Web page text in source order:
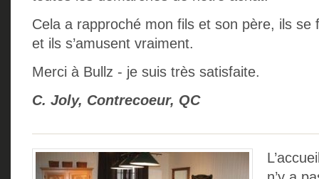
Cela a rapproché mon fils et son père, ils se
et ils s’amusent vraiment.
Merci à Bullz - je suis très satisfaite.
C. Joly, Contrecoeur, QC